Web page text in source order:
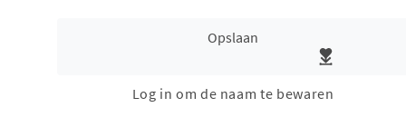
Opslaan
Log in om de naam te bewaren